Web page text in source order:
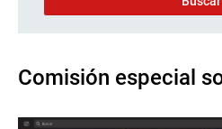
Comisión especial